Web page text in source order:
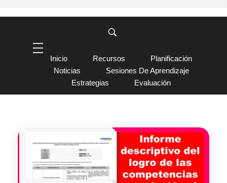
Inicio Recursos
Planificación
Noticias
Sesiones De Aprendizaje
Estrategias
Evaluación